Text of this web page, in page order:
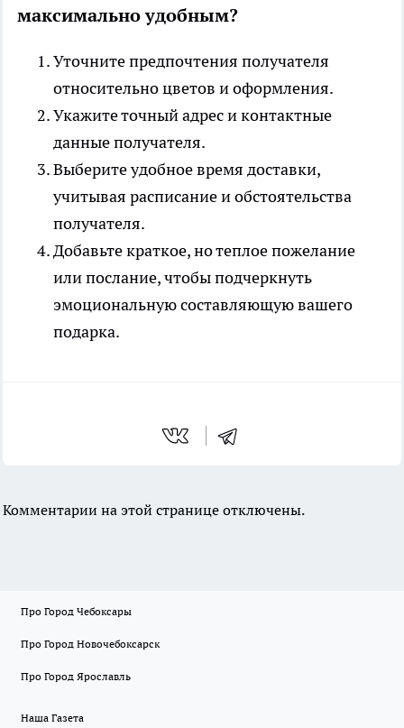
максимально удобным?
Уточните предпочтения получателя
относительно цветов и оформления.
Укажите точный адрес и контактные
данные получателя.
Выберите удобное время доставки,
учитывая расписание и обстоятельства
получателя.
Добавьте краткое, но теплое пожелание
или послание, чтобы подчеркнуть
эмоциональную составляющую вашего
подарка.
Комментарии на этой странице отключены.
Про Город Чебоксары
Про Город Новочебоксарск
Про Город Ярославль
Наша Газета